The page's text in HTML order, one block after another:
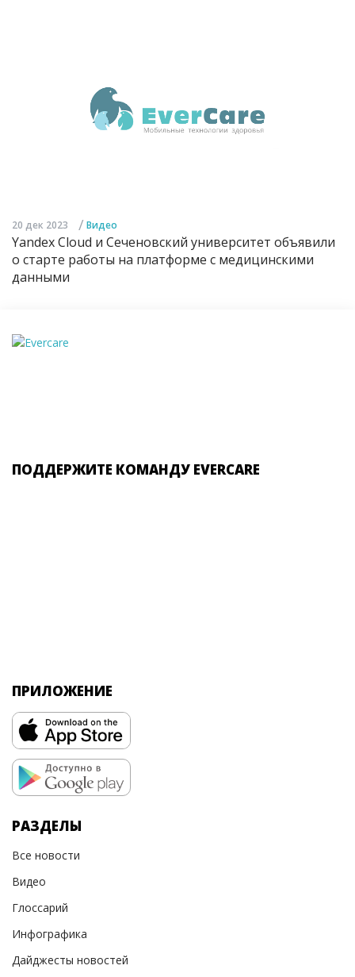
20 дек 2023 / Видео
Yandex Cloud и Сеченовский университет объявили
о старте работы на платформе с медицинскими
данными
ПОДДЕРЖИТЕ КОМАНДУ EVERCARE
ПРИЛОЖЕНИЕ
РАЗДЕЛЫ
Все новости
Видео
Глоссарий
Инфографика
Дайджесты новостей